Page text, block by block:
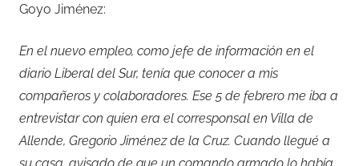
Goyo Jiménez:
En el nuevo empleo, como jefe de información en el
diario Liberal del Sur, tenía que conocer a mis
compañeros y colaboradores. Ese 5 de febrero me iba a
entrevistar con quien era el corresponsal en Villa de
Allende, Gregorio Jiménez de la Cruz. Cuando llegué a